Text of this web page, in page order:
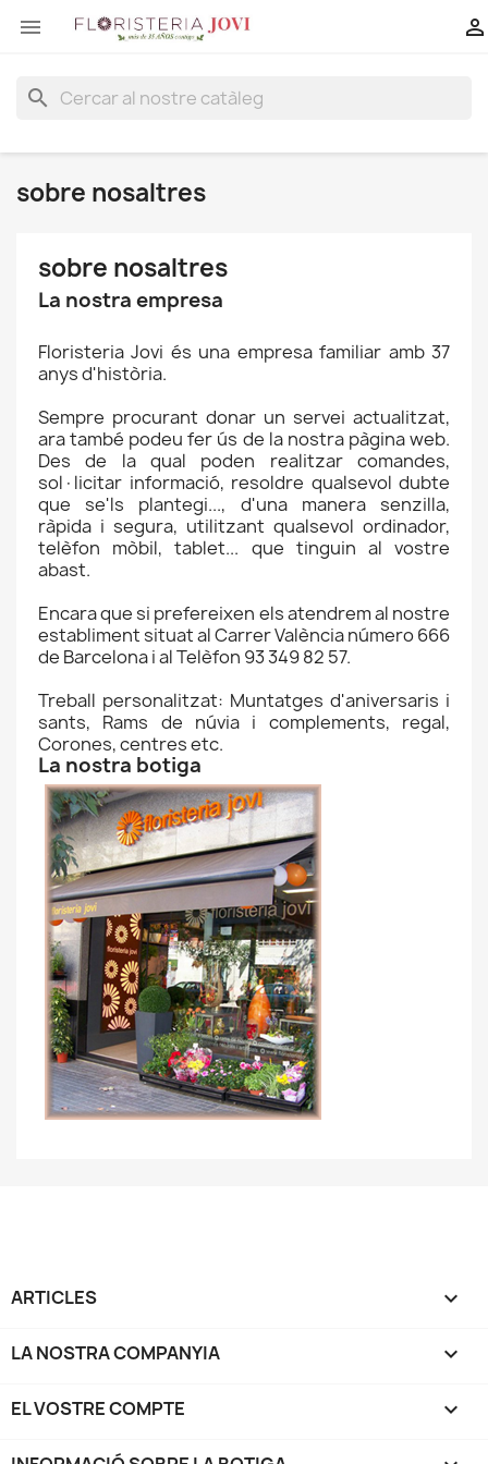
 
search
sobre nosaltres
sobre nosaltres
La nostra empresa
Floristeria Jovi és una empresa familiar amb 37
anys d'història.
Sempre procurant donar un servei actualitzat,
ara també podeu fer ús de la nostra pàgina web.
Des de la qual poden realitzar comandes,
sol·licitar informació, resoldre qualsevol dubte
que se'ls plantegi..., d'una manera senzilla,
ràpida i segura, utilitzant qualsevol ordinador,
telèfon mòbil, tablet... que tinguin al vostre
abast.
Encara que si prefereixen els atendrem al nostre
establiment situat al Carrer València número 666
de Barcelona i al Telèfon 93 349 82 57.
Treball personalitzat: Muntatges d'aniversaris i
sants, Rams de núvia i complements, regal,
Corones, centres etc.
La nostra botiga
ARTICLES 
LA NOSTRA COMPANYIA 
EL VOSTRE COMPTE 